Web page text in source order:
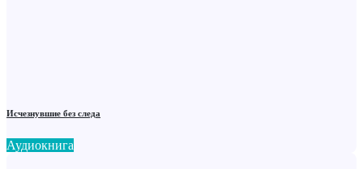
Исчезнувшие без следа
Аудиокнига